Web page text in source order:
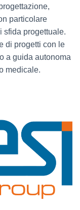
particolare
sfida progettuale.
di progetti con le
a guida autonoma
medicale.